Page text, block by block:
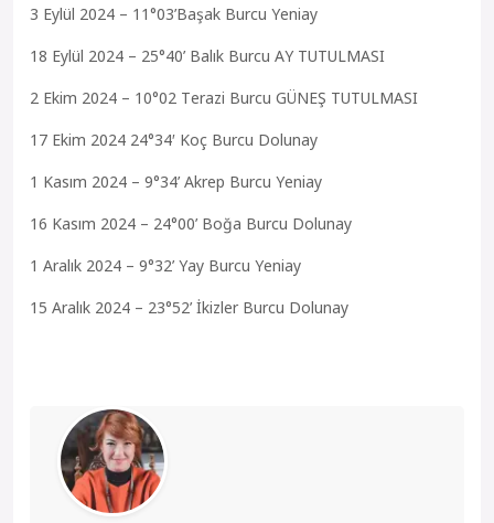
3 Eylül 2024 – 11°03’Başak Burcu Yeniay
18 Eylül 2024 – 25°40’ Balık Burcu AY TUTULMASI
2 Ekim 2024 – 10°02 Terazi Burcu GÜNEŞ TUTULMASI
17 Ekim 2024 24°34′ Koç Burcu Dolunay
1 Kasım 2024 – 9°34’ Akrep Burcu Yeniay
16 Kasım 2024 – 24°00’ Boğa Burcu Dolunay
1 Aralık 2024 – 9°32’ Yay Burcu Yeniay
15 Aralık 2024 – 23°52’ İkizler Burcu Dolunay